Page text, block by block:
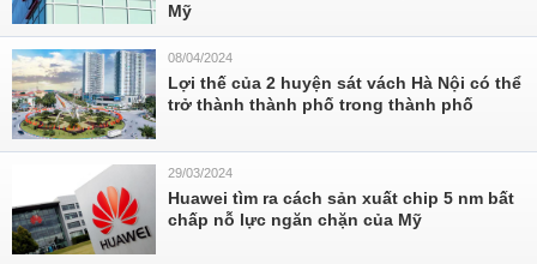
Mỹ
08/04/2024
Lợi thế của 2 huyện sát vách Hà Nội có thể
trở thành thành phố trong thành phố
29/03/2024
Huawei tìm ra cách sản xuất chip 5 nm bất
chấp nỗ lực ngăn chặn của Mỹ